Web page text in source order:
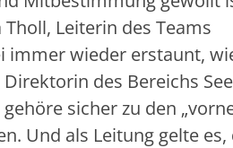
Leiterin des Teams
immer wieder erstaunt,
des Bereichs
sicher zu den
Und als Leitung gelte